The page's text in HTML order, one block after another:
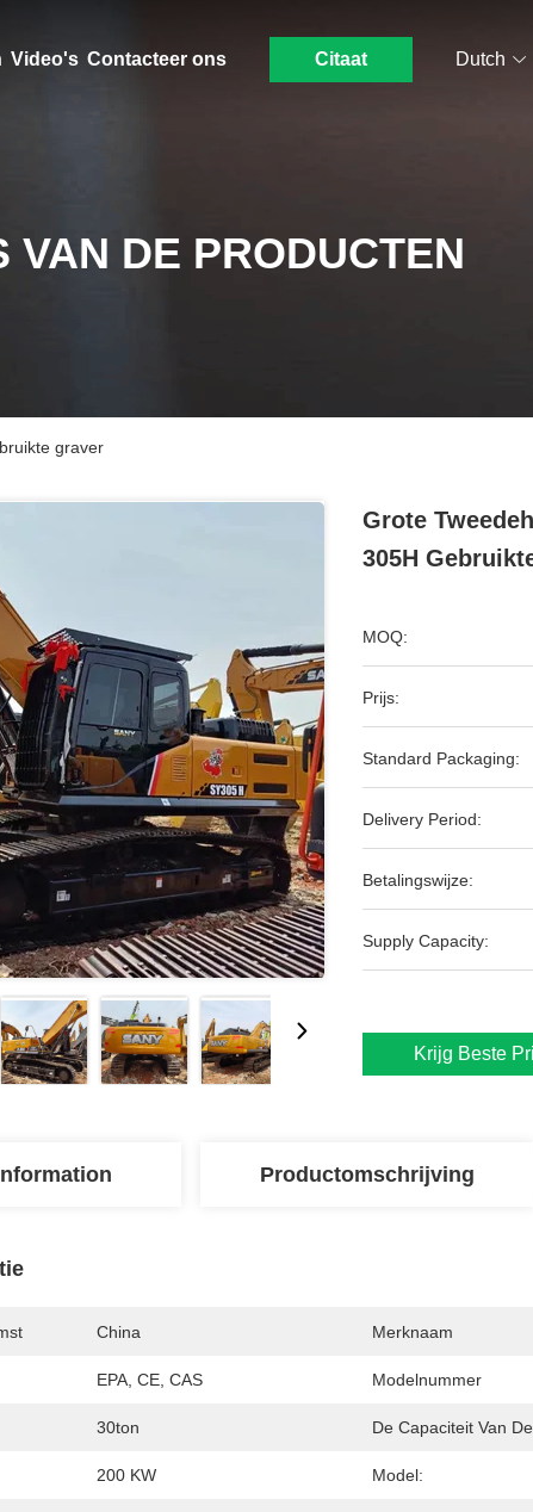
Video's Contacteer ons Citaat Dutch
VAN DE PRODUCTEN
graver
Grote
305H
MOQ:
Prijs:
Standard Packaging:
Delivery Period:
Betalingswijze:
Supply Capacity:
Krijg Beste
Productomschrijving
China Merknaam
EPA, CE, CAS Modelnummer
30ton De Capaciteit Van
200 KW Model: